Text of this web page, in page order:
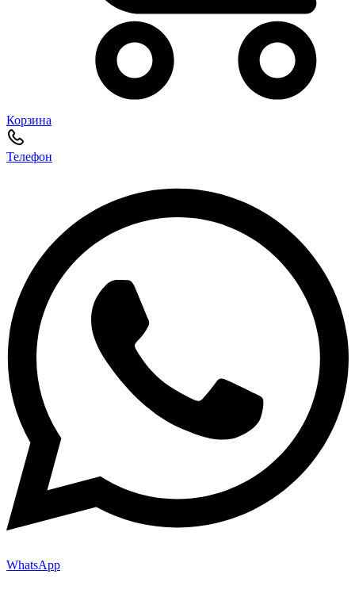
Корзина
Телефон
WhatsApp